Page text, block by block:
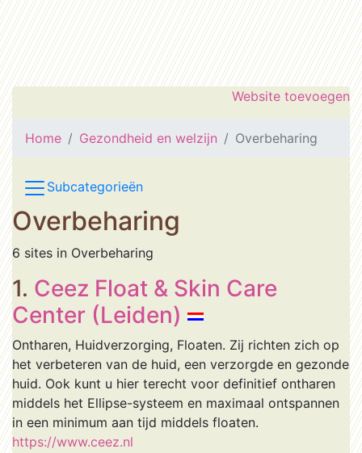
Website toevoegen
Home Gezondheid en welzijn Overbeharing
Subcategorieën
Overbeharing
6 sites in Overbeharing
1. Ceez Float & Skin Care
Center (Leiden)
Ontharen, Huidverzorging, Floaten. Zij richten zich op
het verbeteren van de huid, een verzorgde en gezonde
huid. Ook kunt u hier terecht voor definitief ontharen
middels het Ellipse-systeem en maximaal ontspannen
in een minimum aan tijd middels floaten.
https://www.ceez.nl